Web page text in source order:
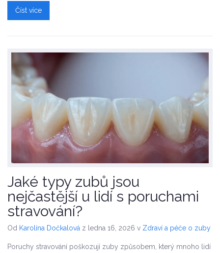
Číst více
Jaké typy zubů jsou
nejčastější u lidí s poruchami
stravování?
Od Karolína Dočkalová z ledna 16, 2026 v Zdraví a péče o zuby
Poruchy stravování poškozují zuby způsobem, který mnoho lidí